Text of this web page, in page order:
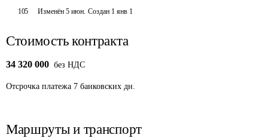
105 Изменён5 июн. Создан 1 янв 1
Стоимость контракта
34 320 000 без НДС
Отсрочка платежа 7 банковских дн.
Маршруты и транспорт